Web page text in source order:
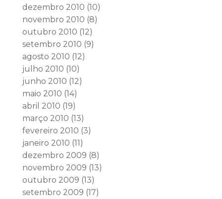
dezembro 2010 (10)
novembro 2010 (8)
outubro 2010 (12)
setembro 2010 (9)
agosto 2010 (12)
julho 2010 (10)
junho 2010 (12)
maio 2010 (14)
abril 2010 (19)
março 2010 (13)
fevereiro 2010 (3)
janeiro 2010 (11)
dezembro 2009 (8)
novembro 2009 (13)
outubro 2009 (13)
setembro 2009 (17)